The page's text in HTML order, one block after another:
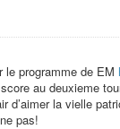
programme de EM
au deuxieme
la vielle
pas!